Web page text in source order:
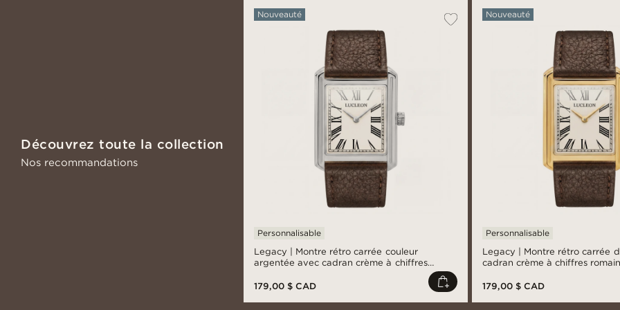
Découvrez toute la collection
Nos recommandations
Legacy | Montre rétro carrée couleur
argentée avec cadran crème à chiffres
romains et bracelet en cuir marron foncé
Nouveauté
Personnalisable
179,00 $ CAD
Legacy | Montre rétro carrée
cadran crème à chiffres
Nouveauté
Personnalisable
179,00 $ CAD